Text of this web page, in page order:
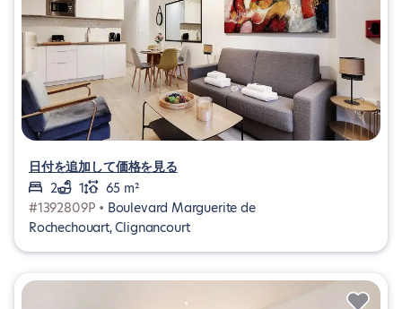
日付を追加して価格を見る
2
1
65 m²
#1392809P • Boulevard Marguerite de
Rochechouart, Clignancourt